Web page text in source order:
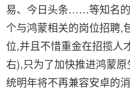
易、今日头条……等知名
个与鸿蒙相关的岗位招聘,
位,并且不惜重金在招揽人
右),只为了加快推进鸿蒙
统明年将不再兼容安卓的